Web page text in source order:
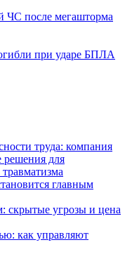
ЧС после мегашторма
при ударе БПЛА
труда: компания
решения для
главным
скрытые угрозы и цена
как управляют